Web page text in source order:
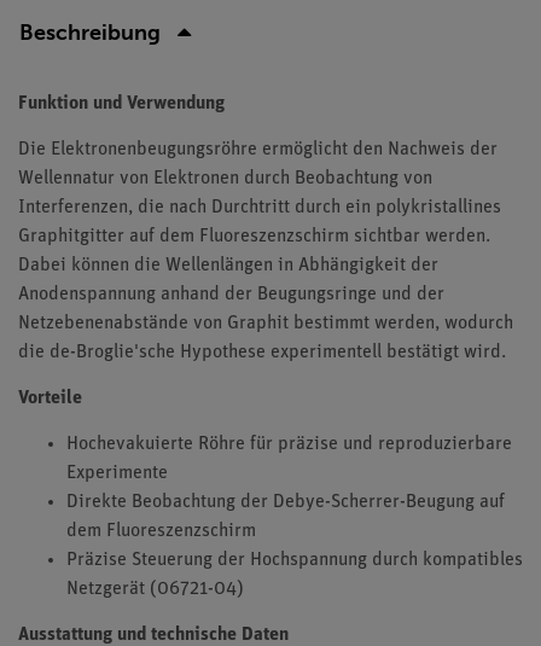
Beschreibung
Funktion und Verwendung
Die Elektronenbeugungsröhre ermöglicht den Nachweis der
Wellennatur von Elektronen durch Beobachtung von
Interferenzen, die nach Durchtritt durch ein polykristallines
Graphitgitter auf dem Fluoreszenzschirm sichtbar werden.
Dabei können die Wellenlängen in Abhängigkeit der
Anodenspannung anhand der Beugungsringe und der
Netzebenenabstände von Graphit bestimmt werden, wodurch
die de-Broglie'sche Hypothese experimentell bestätigt wird.
Vorteile
Hochevakuierte Röhre für präzise und reproduzierbare
Experimente
Direkte Beobachtung der Debye-Scherrer-Beugung auf
dem Fluoreszenzschirm
Präzise Steuerung der Hochspannung durch kompatibles
Netzgerät (06721-04)
Ausstattung und technische Daten